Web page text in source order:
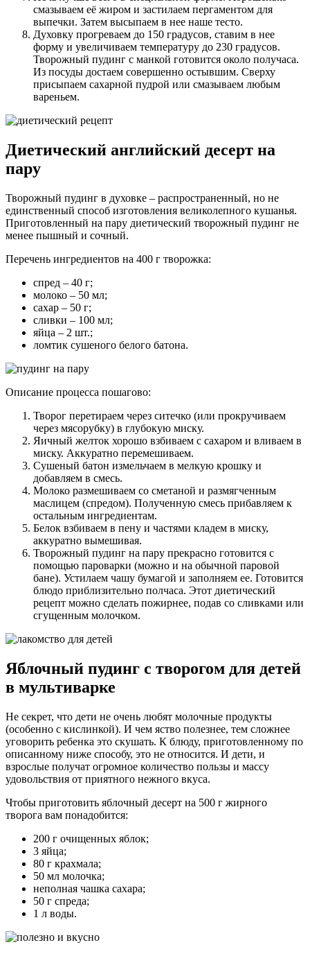
смазываем её жиром и застилаем пергаментом для
выпечки. Затем высыпаем в нее наше тесто.
Духовку прогреваем до 150 градусов, ставим в нее
форму и увеличиваем температуру до 230 градусов.
Творожный пудинг с манкой готовится около получаса.
Из посуды достаем совершенно остывшим. Сверху
присыпаем сахарной пудрой или смазываем любым
вареньем.
Диетический английский десерт на
пару
Творожный пудинг в духовке – распространенный, но не
единственный способ изготовления великолепного кушанья.
Приготовленный на пару диетический творожный пудинг не
менее пышный и сочный.
Перечень ингредиентов на 400 г творожка:
спред – 40 г;
молоко – 50 мл;
сахар – 50 г;
сливки – 100 мл;
яйца – 2 шт.;
ломтик сушеного белого батона.
Описание процесса пошагово:
Творог перетираем через ситечко (или прокручиваем
через мясорубку) в глубокую миску.
Яичный желток хорошо взбиваем с сахаром и вливаем в
миску. Аккуратно перемешиваем.
Сушеный батон измельчаем в мелкую крошку и
добавляем в смесь.
Молоко размешиваем со сметаной и размягченным
маслицем (спредом). Полученную смесь прибавляем к
остальным ингредиентам.
Белок взбиваем в пену и частями кладем в миску,
аккуратно вымешивая.
Творожный пудинг на пару прекрасно готовится с
помощью пароварки (можно и на обычной паровой
бане). Устилаем чашу бумагой и заполняем ее. Готовится
блюдо приблизительно полчаса. Этот диетический
рецепт можно сделать пожирнее, подав со сливками или
сгущенным молочком.
Яблочный пудинг с творогом для детей
в мультиварке
Не секрет, что дети не очень любят молочные продукты
(особенно с кислинкой). И чем яство полезнее, тем сложнее
уговорить ребенка это скушать. К блюду, приготовленному по
описанному ниже способу, это не относится. И дети, и
взрослые получат огромное количество пользы и массу
удовольствия от приятного нежного вкуса.
Чтобы приготовить яблочный десерт на 500 г жирного
творога вам понадобится:
200 г очищенных яблок;
3 яйца;
80 г крахмала;
50 мл молочка;
неполная чашка сахара;
50 г спреда;
1 л воды.